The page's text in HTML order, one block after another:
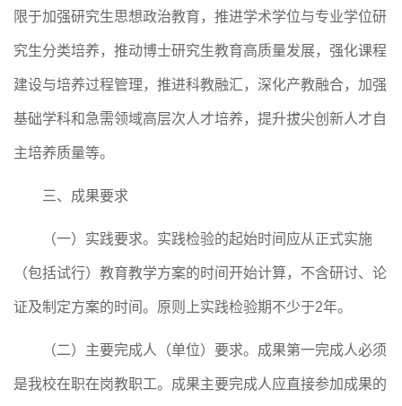
限于加强研究生思想政治教育，推进学术学位与专业学位研
究生分类培养，推动博士研究生教育高质量发展，强化课程
建设与培养过程管理，推进科教融汇，深化产教融合，加强
基础学科和急需领域高层次人才培养，提升拔尖创新人才自
主培养质量等。
三、成果要求
（一）实践要求。实践检验的起始时间应从正式实施
（包括试行）教育教学方案的时间开始计算，不含研讨、论
证及制定方案的时间。 原则上实践检验期不少于2年。
（二）主要完成人（单位）要求。成果第一完成人必须
是我校在职在岗教职工。 成果主要完成人应直接参加成果的